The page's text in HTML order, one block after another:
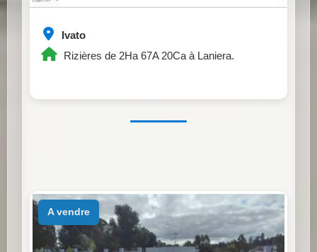
Ivato
Rizières de 2Ha 67A 20Ca à Laniera.
a vendre